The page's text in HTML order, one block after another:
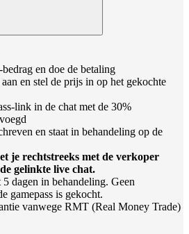
en doe de betaling
en stel de prijs in op het gekochte
link in de chat met de 30%
en staat in behandeling op de
je rechtstreeks met de verkoper
gelinkte live chat.
dagen in behandeling. Geen
gamepass is gekocht.
vanwege RMT (Real Money Trade)